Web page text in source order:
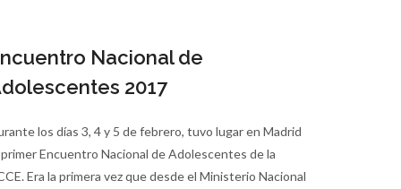
Nacional de
2017
los días 3, 4 y 5 de febrero, tuvo lugar en Madrid
Encuentro Nacional de Adolescentes de la
Era la primera vez que desde el Ministerio Nacional